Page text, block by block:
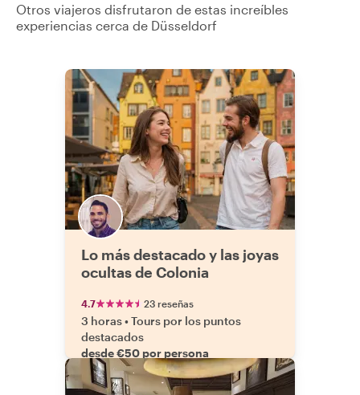
Otros viajeros disfrutaron de estas increíbles
experiencias cerca de Düsseldorf
Lo más destacado y las joyas
ocultas de Colonia
4.7 23 reseñas
3 horas•Tours por los puntos
destacados
desde €50 por persona